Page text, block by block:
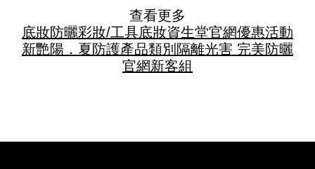
查看更多
底妝防曬彩妝/工具底妝資生堂官網優惠活動
新艷陽．夏防護產品類別 隔離光害 完美防曬
官網新客組